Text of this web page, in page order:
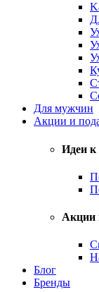
Для мужчин
Акции и
Идеи к
Акции
Блог
Бренды